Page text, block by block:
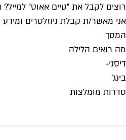
רוצים לקבל את ״טיים אאוט״ למייל?
אני מאשר/ת קבלת ניוזלטרים
המסך
מה רואים הלילה
דיסני+
בינג'
סדרות מומלצות